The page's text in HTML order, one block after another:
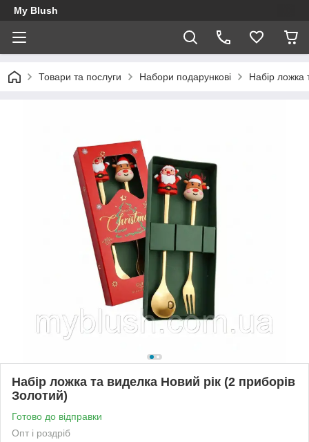
My Blush
Товари та послуги Набори подарункові Набір ложка
Набір ложка та виделка Новий рік (2 приборів
Золотий)
Готово до відправки
Опт і роздріб